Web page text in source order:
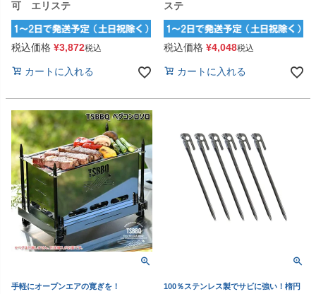
可 エリステ
税込価格 ¥3,872税込
カートに入れる
ステ
税込価格 ¥4,048税込
カートに入れる
手軽にオープンエアの寛ぎを！
100％ステンレス製でサビに強い！楕円